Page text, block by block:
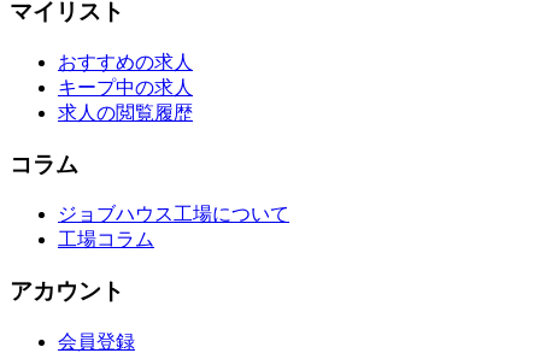
マイリスト
おすすめの求人
キープ中の求人
求人の閲覧履歴
コラム
ジョブハウス工場について
工場コラム
アカウント
会員登録